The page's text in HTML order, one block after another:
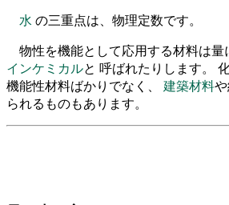
水 の三重点は、物理定数です。
物性を機能として応用する材料は
インケミカルと 呼ばれたりします。
機能性材料ばかりでなく、 建築材料
られるものもあります。